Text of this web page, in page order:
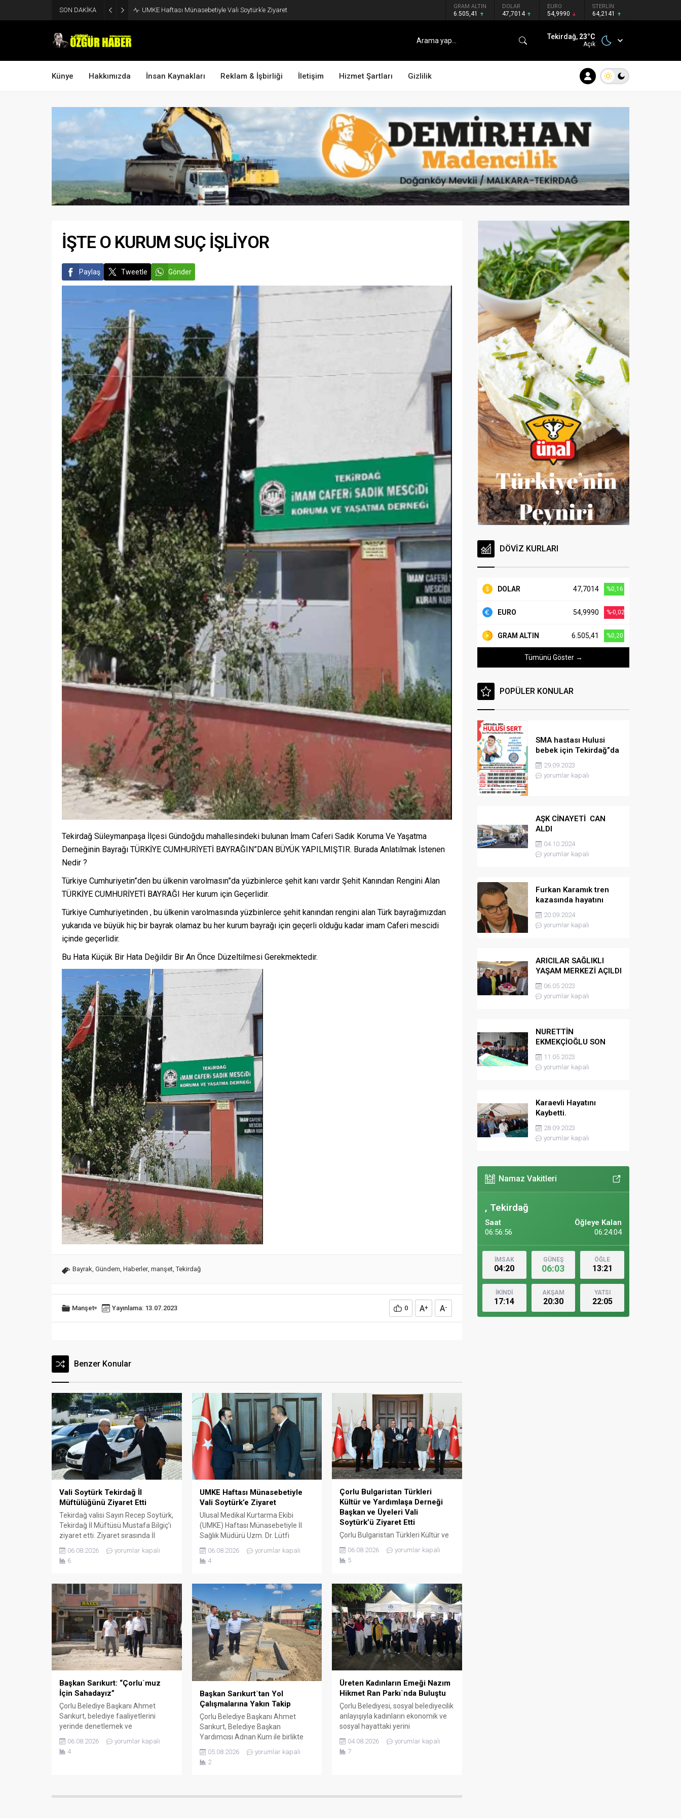
SON DAKİKA UMKE Haftası Münasebetiyle Vali Soytürk’e Ziyaret GRAM ALTIN
6.505,41
DOLAR
47,7014
EURO
54,9990
STERLİN
64,2141
Tekirdağ, 23°C
Açık
Künye Hakkımızda İnsan Kaynakları Reklam & İşbirliği İletişim Hizmet Şartları Gizlilik
İŞTE O KURUM SUÇ İŞLİYOR
Paylaş Tweetle Gönder
Tekirdağ Süleymanpaşa İlçesi Gündoğdu mahallesindeki bulunan İmam Caferi Sadık Koruma Ve Yaşatma
Derneğinin Bayrağı TÜRKİYE CUMHURİYETİ BAYRAĞIN”DAN BÜYÜK YAPILMIŞTIR. Burada Anlatılmak İstenen
Nedir ?
Türkiye Cumhuriyetin”den bu ülkenin varolmasın”da yüzbinlerce şehit kanı vardır Şehit Kanından Rengini Alan
TÜRKİYE CUMHURİYETİ BAYRAĞI Her kurum için Geçerlidir.
Türkiye Cumhuriyetinden , bu ülkenin varolmasında yüzbinlerce şehit kanından rengini alan Türk bayrağımızdan
yukarıda ve büyük hiç bir bayrak olamaz bu her kurum bayrağı için geçerli olduğu kadar imam Caferi mescidi
içinde geçerlidir.
Bu Hata Küçük Bir Hata Değildir Bir An Önce Düzeltilmesi Gerekmektedir.
Bayrak Gündem Haberler, manşet ,Tekirdağ
Manşet Yayınlama: 13.07.2023 0 A+ A-
Benzer Konular
Vali Soytürk Tekirdağ İl
Müftülüğünü Ziyaret Etti
Tekirdağ valisi Sayın Recep Soytürk,
Tekirdağ İl Müftüsü Mustafa Bilgiç’i
ziyaret etti. Ziyaret sırasında İl
Müftülüğü personeli tarafından
karşılanan Vali Soytürk ardından İl
müftülüğün çalışma ve faaliyetleri
hakkında bilgi aldı. Günün anısına
hatıra fotoğrafı çekilmesinin
ardından ziyaret sona erdi.
06.08.2026
yorumlar kapalı
6
UMKE Haftası Münasebetiyle
Vali Soytürk’e Ziyaret
Ulusal Medikal Kurtarma Ekibi
(UMKE) Haftası Münasebetiyle İl
Sağlık Müdürü Uzm. Dr. Lütfi
Başkanı Uzm. Dr. Mustafa Dönmez
ve UMKE çalışanları, Tekirdağ valisi
ziyaret etti. Ziyaret sırasında İl
Sağlık Müdürü Onar, UMKE Haftası
münasebetiyle düzenlenecek
etkinlikler hakkında Vali Soytürk’e
bilgi verdi. Ziyaretten...
06.08.2026
yorumlar kapalı
4
Çorlu Bulgaristan Türkleri
Kültür ve Yardımlaşa Derneği
Başkan ve Üyeleri Vali
Soytürk’ü Ziyaret Etti
Çorlu Bulgaristan Türkleri Kültür ve
Çetin ve yönetim kurulu üyeleri,
Tekirdağ valisi Sayın Recep
etti.Dernek Başkanı Çetin ve
yönetim kurulu üyeleri ile bir süre
görüşen Vali Soytürk, derneğin
çalışmaları hakkında bilgi aldı.
06.08.2026
yorumlar kapalı
5
Başkan Sarıkurt: “Çorlu`muz
İçin Sahadayız”
Çorlu Belediye Başkanı Ahmet
Sarıkurt, belediye faaliyetlerini
yerinde denetlemek ve
amacıyla gerçekleştirdiği mahalle
gezilerine aralıksız devam ediyor.
taleplerini dinledi. Çorlu Belediye
06.08.2026
yorumlar kapalı
4
Başkan Sarıkurt`tan Yol
Çalışmalarına Yakın Takip
Çorlu Belediye Başkanı Ahmet
Sarıkurt, Belediye Başkan
Yardımcısı Adnan Kum ile birlikte
kentin farklı noktalarında
sürdürülen altyapı ve üstyapı yol
çalışmalarını yerinde inceledi. Çorlu
imkânlarına kavuşması amacıyla
05.08.2026
yorumlar kapalı
2
Üreten Kadınların Emeği Nazım
Hikmet Ran Parkı`nda Buluştu
Çorlu Belediyesi, sosyal belediyecilik
anlayışıyla kadınların ekonomik ve
sosyal hayattaki yerini
Belediye Başkanı Ahmet Sarıkurt, 6.
Ziya Berhan Kılıç Sokak Basketbolu
kadınları ve kadın eğitim
04.08.2026
yorumlar kapalı
7
DÖVİZ KURLARI
DOLAR 47,7014 %0,16
EURO 54,9990 %-0,02
GRAM ALTIN 6.505,41 %0,20
Tümünü Göster →
POPÜLER KONULAR
SMA hastası Hulusi
bebek için Tekirdağ”da
konser düzenlenicek
29.09.2023
yorumlar kapalı
AŞK CİNAYETİ CAN
ALDI
04.10.2024
yorumlar kapalı
Furkan Karamık tren
kazasında hayatını
kaybetti
20.09.2024
yorumlar kapalı
ARICILAR SAĞLIKLI
YAŞAM MERKEZİ AÇILDI
06.05.2023
yorumlar kapalı
NURETTİN
EKMEKÇİOĞLU SON
YOLCULUĞUNA
UĞURLANDI
11.05.2023
yorumlar kapalı
Karaevli Hayatını
Kaybetti.
28.09.2023
yorumlar kapalı
Namaz Vakitleri
, Tekirdağ
Saat
06:56:58
Öğleye Kalan
06:24:02
İMSAK
04:20
GÜNEŞ
06:03
ÖĞLE
13:21
İKİNDİ
17:14
AKŞAM
20:30
YATSI
22:05